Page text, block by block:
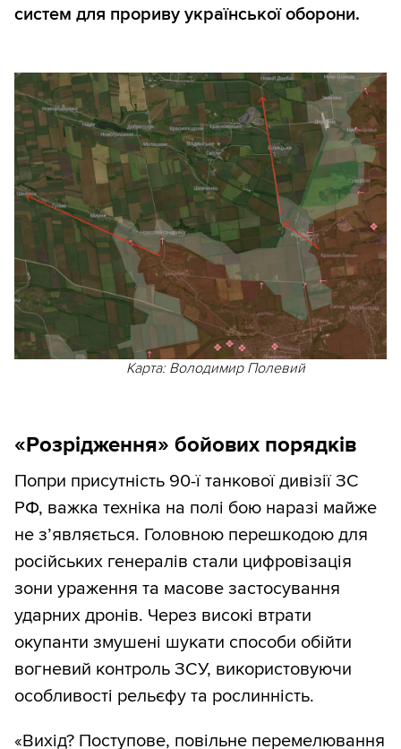
систем для прориву української оборони.
Карта: Володимир Полевий
«Розрідження» бойових порядків
Попри присутність 90-ї танкової дивізії ЗС
РФ, важка техніка на полі бою наразі майже
не з’являється. Головною перешкодою для
російських генералів стали цифровізація
зони ураження та масове застосування
ударних дронів. Через високі втрати
окупанти змушені шукати способи обійти
вогневий контроль ЗСУ, використовуючи
особливості рельєфу та рослинність.
«Вихід? Поступове, повільне перемелювання